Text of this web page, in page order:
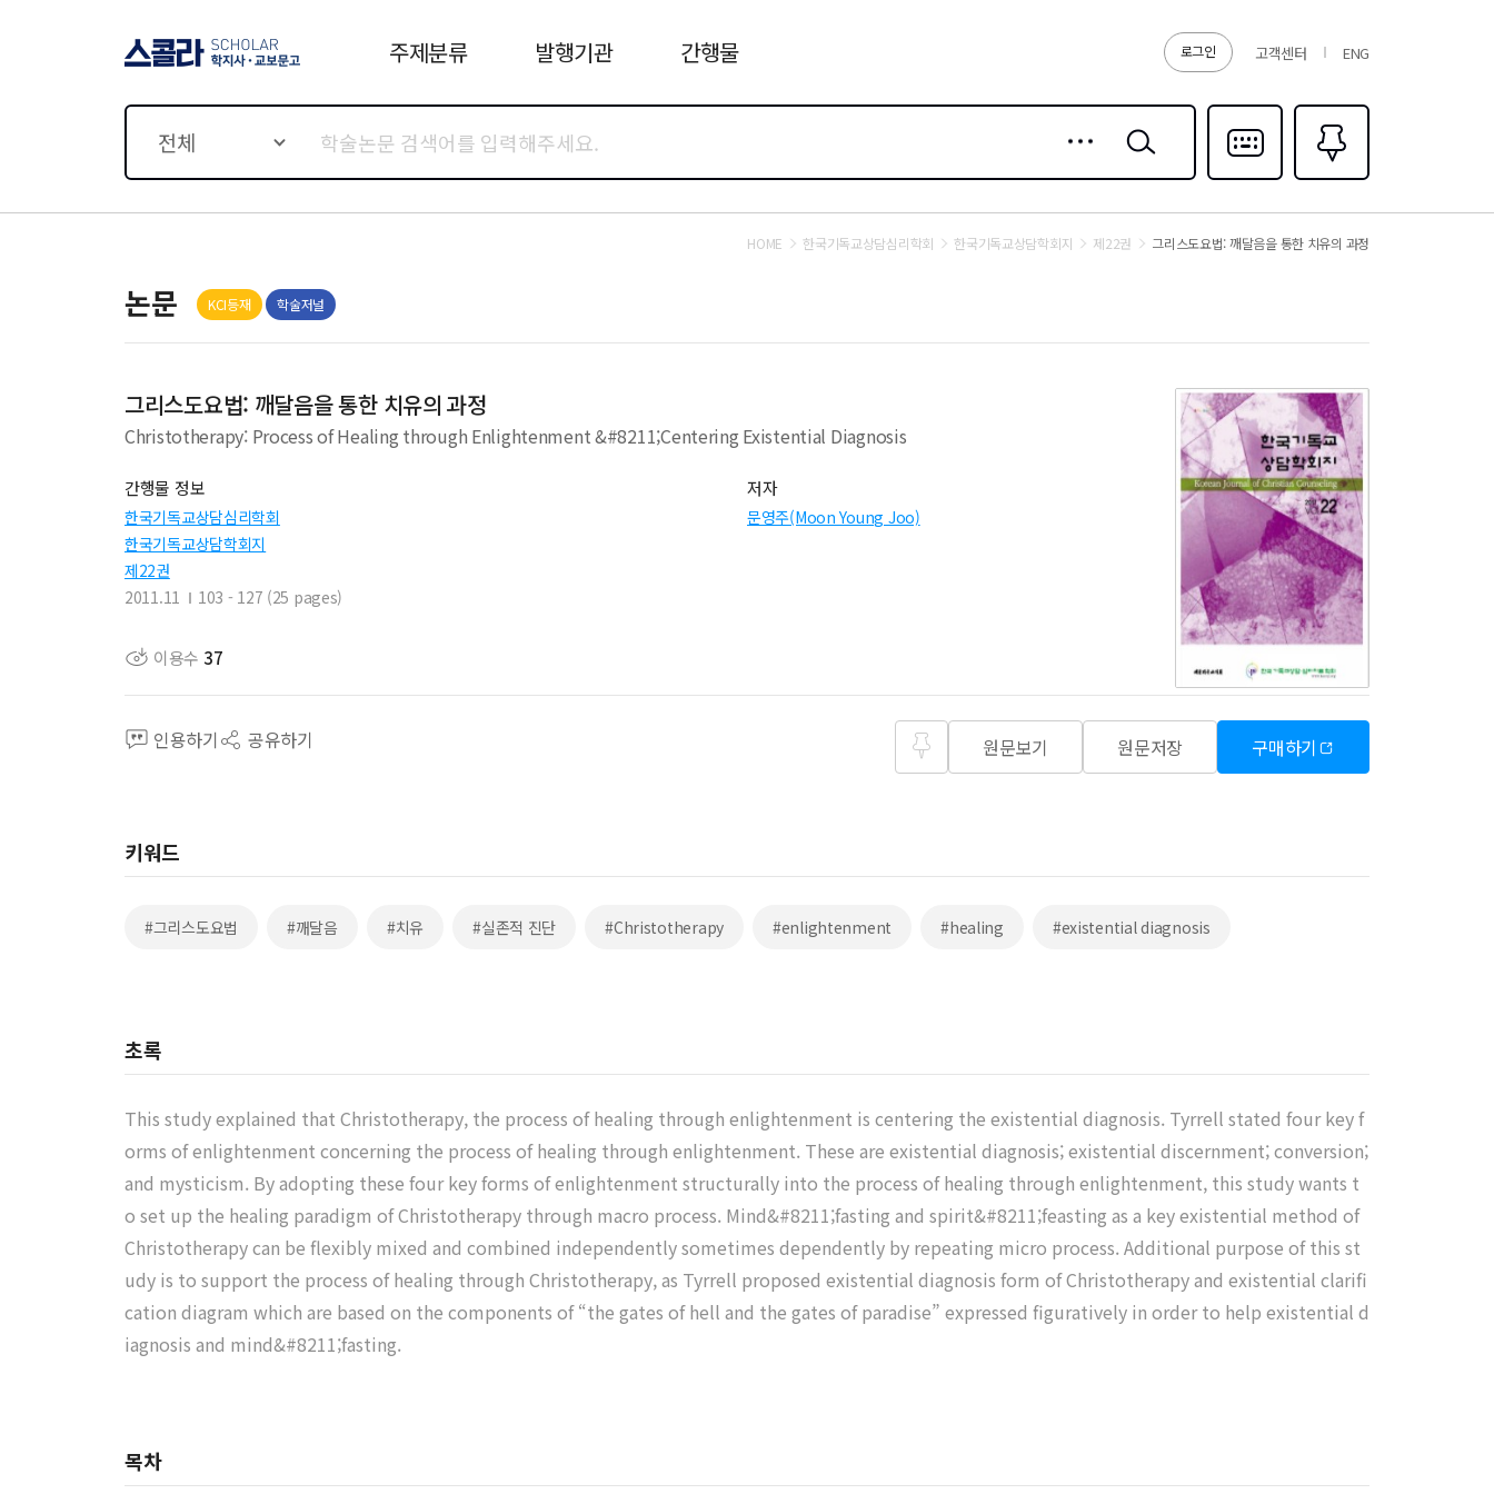
로그인 고객센터 ENG
주제분류 발행기관 간행물
전체
검색
다국어입력
즐겨찾기0
HOME 한국기독교상담심리학회 한국기독교상담학회지 제22권 그리스도요법: 깨달음을 통한 치유의 과정
논문 KCI등재 학술저널
그리스도요법: 깨달음을 통한 치유의 과정
Christotherapy: Process of Healing through Enlightenment &#8211;Centering Existential Diagnosis
간행물 정보
한국기독교상담심리학회
한국기독교상담학회지
제22권
2011.11
103 - 127 (25 pages)
저자
문영주(Moon Young Joo)
이용수 37
인용하기 공유하기 원문보기 원문저장 구매하기
키워드
#그리스도요법 #깨달음 #치유 #실존적 진단 #Christotherapy #enlightenment #healing #existential diagnosis
초록
This study explained that Christotherapy, the process of healing through enlightenment is centering the existential diagnosis. Tyrrell stated four key f
orms of enlightenment concerning the process of healing through enlightenment. These are existential diagnosis; existential discernment; conversion;
and mysticism. By adopting these four key forms of enlightenment structurally into the process of healing through enlightenment, this study wants t
o set up the healing paradigm of Christotherapy through macro process. Mind&#8211;fasting and spirit&#8211;feasting as a key existential method of
Christotherapy can be flexibly mixed and combined independently sometimes dependently by repeating micro process. Additional purpose of this st
udy is to support the process of healing through Christotherapy, as Tyrrell proposed existential diagnosis form of Christotherapy and existential clarifi
cation diagram which are based on the components of “the gates of hell and the gates of paradise” expressed figuratively in order to help existential d
iagnosis and mind&#8211;fasting.
목차